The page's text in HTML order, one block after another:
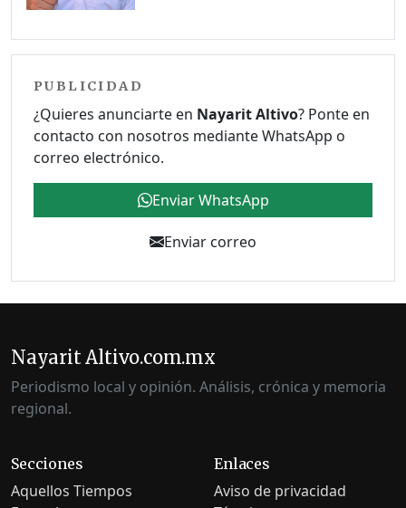
PUBLICIDAD
¿Quieres anunciarte en Nayarit Altivo? Ponte en
contacto con nosotros mediante WhatsApp o
correo electrónico.
Enviar WhatsApp
Enviar correo
Nayarit Altivo.com.mx
Periodismo local y opinión. Análisis, crónica y memoria
regional.
Secciones
Aquellos Tiempos
Enlaces
Aviso de privacidad